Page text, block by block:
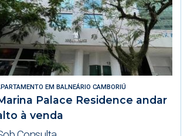
EMBALNEÁRIO CAMBORIÚ
Palace Residence andar
à venda